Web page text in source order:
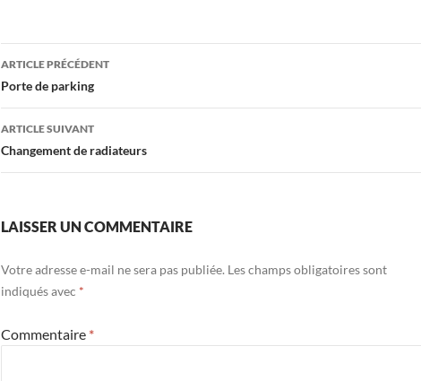
Navigation
des
articles
ARTICLE PRÉCÉDENT
Porte de parking
ARTICLE SUIVANT
Changement de radiateurs
LAISSER UN COMMENTAIRE
Votre adresse e-mail ne sera pas publiée. Les champs obligatoires sont
indiqués avec *
Commentaire *